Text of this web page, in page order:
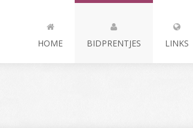
HOME BIDPRENTJES LINKS